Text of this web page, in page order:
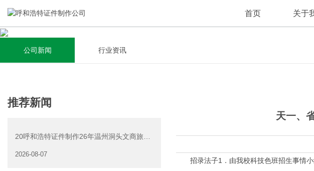
首页 关于
关于我们
集研发，设计，制造，安装于一体，多元化的定制需求，为上
千家企业提供过专业定制服务！
查看详情
新闻资讯
全自动流水线规模化生产，准时按期交货，年生产能力超过
40W万方米以上，拥有遍布全国的商务合作伙伴和较为完善的
查看详情
行业资讯
公司新闻 行业资讯
推荐新闻
20呼和浩特证件制作26年温州洞头文商旅游
2026-08-07
天一、
招录法子1．由我校科技色班招生事情小